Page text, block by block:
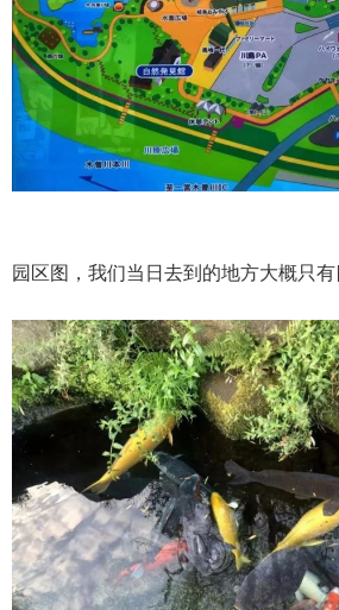
园区图，我们当日去到的地方大概只有